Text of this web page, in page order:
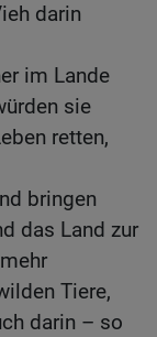
darin
im Lande
sie
retten,
bringen
das Land zur
Tiere,
darin – so